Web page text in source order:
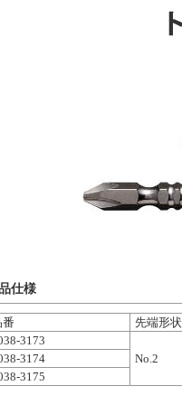
仕様
番 先端形状
3173
No.2
3174
3175